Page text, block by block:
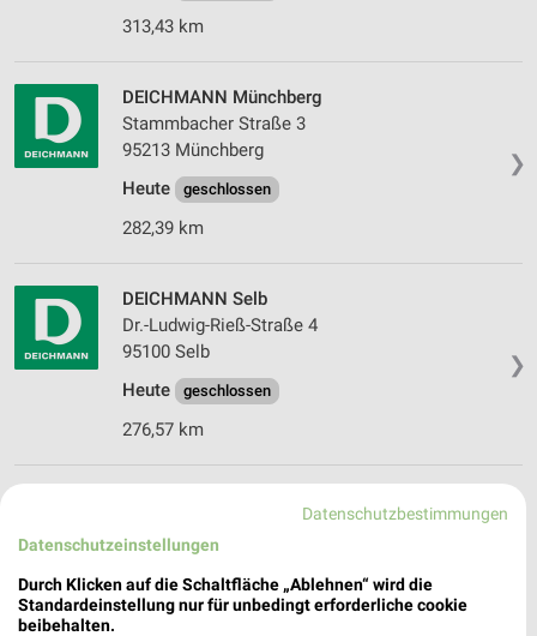
313,43 km
❯
DEICHMANN Münchberg
Stammbacher Straße 3
95213 Münchberg
Heute
geschlossen
282,39 km
❯
DEICHMANN Selb
Dr.-Ludwig-Rieß-Straße 4
95100 Selb
Heute
geschlossen
276,57 km
95100 Selb
Heute geschlossen
Datenschutzbestimmungen
Datenschutzeinstellungen
Durch Klicken auf die Schaltfläche „Ablehnen“ wird die
Standardeinstellung nur für unbedingt erforderliche cookie
beibehalten.